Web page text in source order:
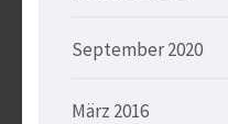
September 2020
März 2016